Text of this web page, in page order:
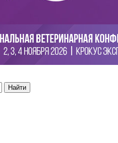
Найти